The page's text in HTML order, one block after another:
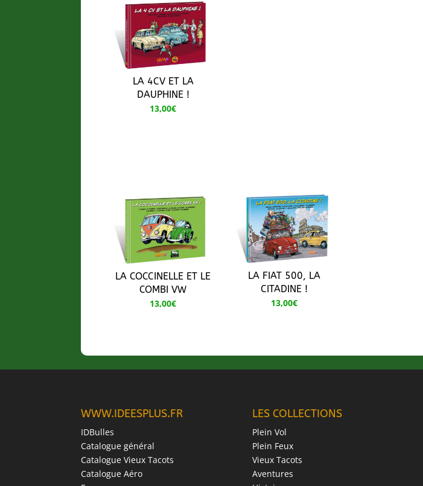
LA 4CV ET LA
DAUPHINE !
13,00€
LA COCCINELLE ET LE
COMBI VW
13,00€
LA FIAT 500, LA
CITADINE !
13,00€
WWW.IDEESPLUS.FR
IDBulles
Catalogue général
Catalogue Vieux Tacots
Catalogue Aéro
LES COLLECTIONS
Plein Vol
Plein Feux
Vieux Tacots
Aventures